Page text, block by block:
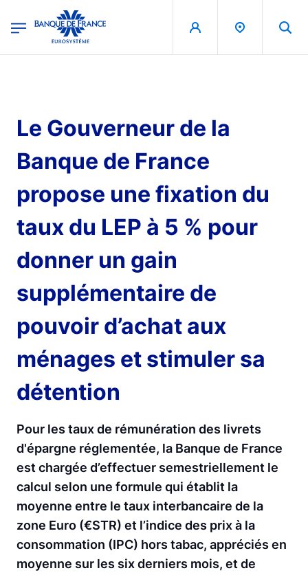
Banque de France - Menu Principal
Le Gouverneur de la
Banque de France
propose une fixation du
taux du LEP à 5 % pour
donner un gain
supplémentaire de
pouvoir d’achat aux
ménages et stimuler sa
détention
Pour les taux de rémunération des livrets
d'épargne réglementée, la Banque de France
est chargée d’effectuer semestriellement le
calcul selon une formule qui établit la
moyenne entre le taux interbancaire de la
zone Euro (€STR) et l’indice des prix à la
consommation (IPC) hors tabac, appréciés en
moyenne sur les six derniers mois, et de